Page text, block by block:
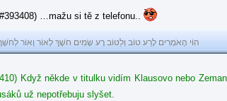
…mažu si tě z telefonu..
הוֹי הָאֹמְרִים לָרַע טוֹב וְלַטּוֹב רָע שָׂמִים חֹשֶׁךְ לְאוֹר וְאוֹר
Když někde v titulku vidím Klausovo nebo
už nepotřebuju slyšet.